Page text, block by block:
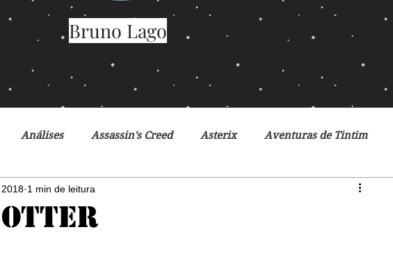
Análises Assassin's Creed Asterix Aventuras de Tintim
da Herança Crônicas de Gelo e Fogo
1 min de leitura
Bruno Lago